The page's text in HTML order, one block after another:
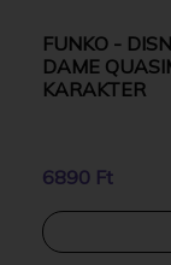
FUNKO -
DAME
KARAKTER
6890 Ft